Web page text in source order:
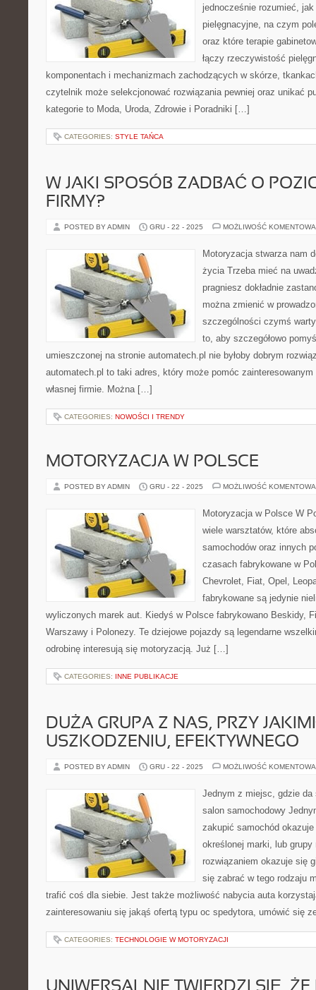
jednocześnie rozumieć, jak
pielęgnacyjne, na czym
oraz które terapie
łączy rzeczywistość
komponentach i mechanizmach zachodzących w skórze,
czytelnik może selekcjonować rozwiązania pewniej oraz unikać
kategorie to Moda, Uroda, Zdrowie i Poradniki […]
CATEGORIES: STYLE TAŃCA
W JAKI SPOSÓB ZADBAĆ O
FIRMY?
POSTED BY ADMIN GRU - 22 - 2025 MOŻLIWOŚĆ
Motoryzacja stwarza nam
życia Trzeba mieć na
pragniesz dokładnie
można zmienić w
szczególności czymś
to, aby szczegółowo
umieszczonej na stronie automatech.pl nie byłoby dobrym
automatech.pl to taki adres, który może pomóc
własnej firmie. Można […]
CATEGORIES: NOWOŚCI I TRENDY
MOTORYZACJA W POLSCE
POSTED BY ADMIN GRU - 22 - 2025 MOŻLIWOŚĆ
Motoryzacja w Polsce W
wiele warsztatów, które
samochodów oraz innych
czasach fabrykowane w
Chevrolet, Fiat, Opel,
fabrykowane są jedynie
wyliczonych marek aut. Kiedyś w Polsce fabrykowano Beskidy,
Warszawy i Polonezy. Te dziejowe pojazdy są legendarne
odrobinę interesują się motoryzacją. Już […]
CATEGORIES: INNE PUBLIKACJE
DUŻA GRUPA Z NAS, PRZY
USZKODZENIU, EFEKTYWNEGO
POSTED BY ADMIN GRU - 22 - 2025 MOŻLIWOŚĆ
Jednym z miejsc, gdzie
salon samochodowy
zakupić samochód
określonej marki, lub
rozwiązaniem okazuje się
się zabrać w tego rodzaju
trafić coś dla siebie. Jest także możliwość nabycia auta
zainteresowaniu się jakąś ofertą typu oc spedytora, umówić się
CATEGORIES: TECHNOLOGIE W MOTORYZACJI